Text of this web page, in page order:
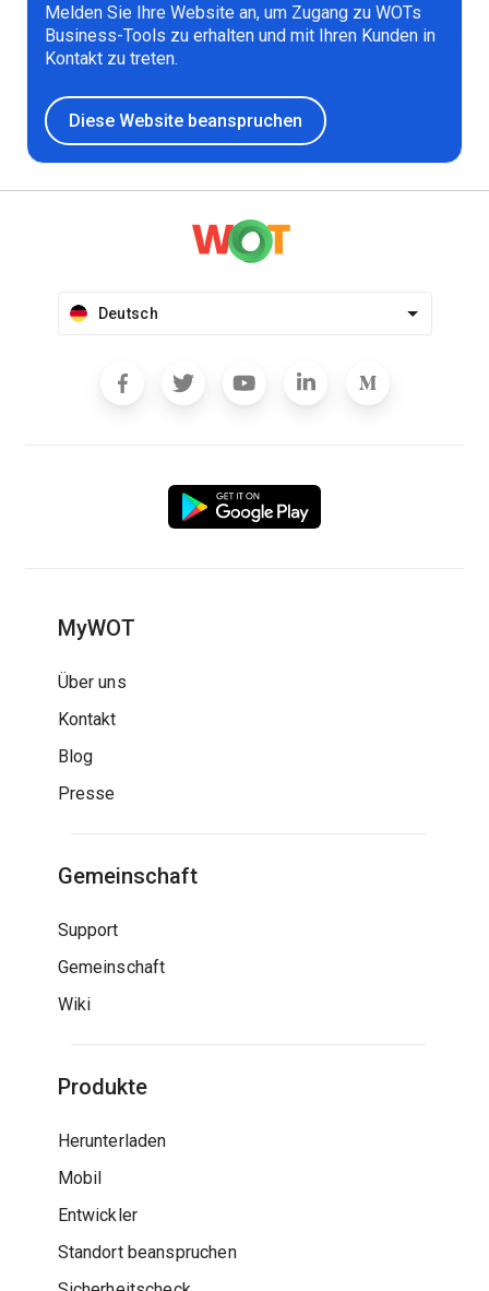
Melden Sie Ihre Website an, um Zugang zu WOTs
Business-Tools zu erhalten und mit Ihren Kunden in
Kontakt zu treten.
Diese Website beanspruchen
Deutsch
MyWOT
Über uns
Kontakt
Blog
Presse
Gemeinschaft
Support
Gemeinschaft
Wiki
Produkte
Herunterladen
Mobil
Entwickler
Standort beanspruchen